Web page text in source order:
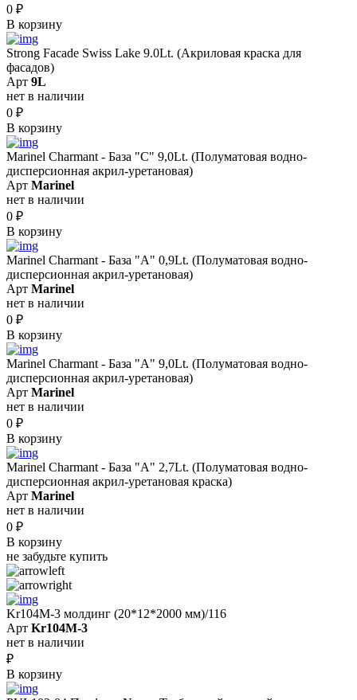
0 ₽
В корзину
Strong Facade Swiss Lake 9.0Lt. (Акриловая краска для
фасадов)
Арт 9L
нет в наличии
0 ₽
В корзину
Marinel Сharmant - База "С" 9,0Lt. (Полуматовая водно-
дисперсионная акрил-уретановая)
Арт Marinel
нет в наличии
0 ₽
В корзину
Marinel Сharmant - База "А" 0,9Lt. (Полуматовая водно-
дисперсионная акрил-уретановая)
Арт Marinel
нет в наличии
0 ₽
В корзину
Marinel Сharmant - База "А" 9,0Lt. (Полуматовая водно-
дисперсионная акрил-уретановая)
Арт Marinel
нет в наличии
0 ₽
В корзину
Marinel Сharmant - База "А" 2,7Lt. (Полуматовая водно-
дисперсионная акрил-уретановая краска)
Арт Marinel
нет в наличии
0 ₽
В корзину
не забудьте купить
Kr104M-3 молдинг (20*12*2000 мм)/116
Арт Kr104M-3
нет в наличии
₽
В корзину